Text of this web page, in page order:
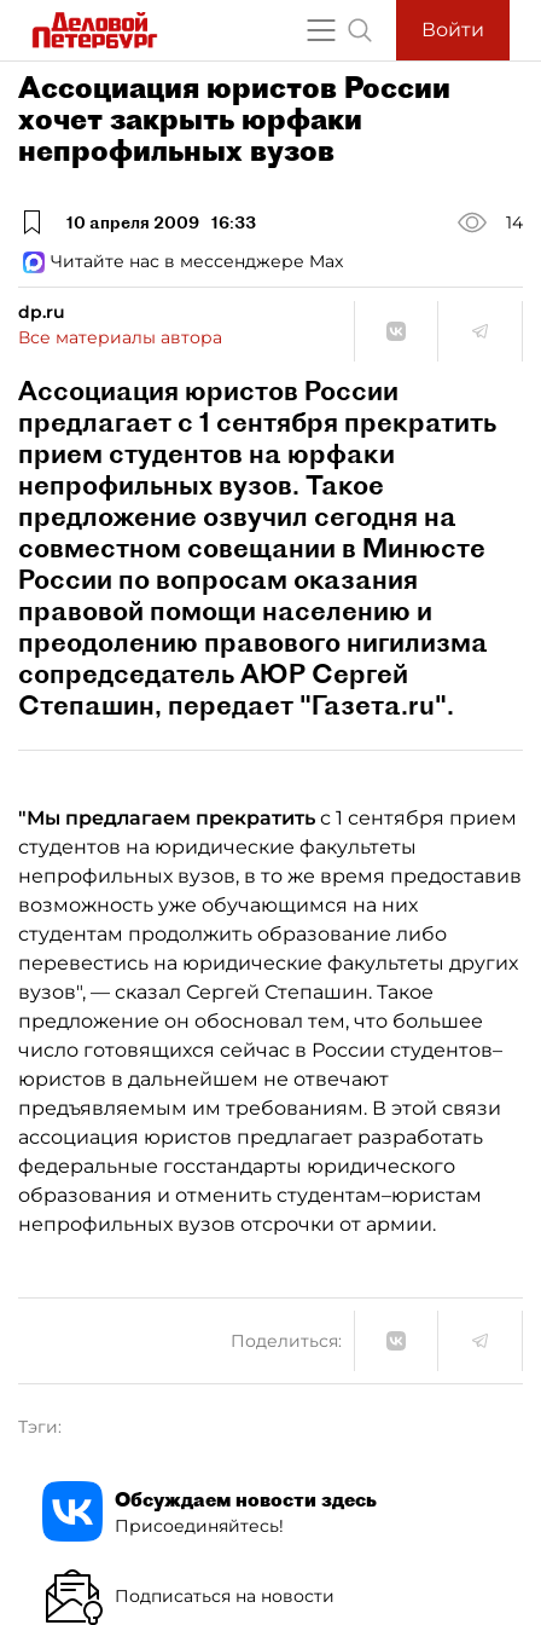
Войти
Ассоциация юристов России
хочет закрыть юрфаки
непрофильных вузов
10 апреля 2009 16:33
14
Читайте нас в мессенджере Max
dp.ru
Все материалы автора
Ассоциация юристов России
предлагает с 1 сентября прекратить
прием студентов на юрфаки
непрофильных вузов. Такое
предложение озвучил сегодня на
совместном совещании в Минюсте
России по вопросам оказания
правовой помощи населению и
преодолению правового нигилизма
сопредседатель АЮР Сергей
Степашин, передает "Газета.ru".
"Мы предлагаем прекратить с 1 сентября прием
студентов на юридические факультеты
непрофильных вузов, в то же время предоставив
возможность уже обучающимся на них
студентам продолжить образование либо
перевестись на юридические факультеты других
вузов", — сказал Сергей Степашин. Такое
предложение он обосновал тем, что большее
число готовящихся сейчас в России студентов–
юристов в дальнейшем не отвечают
предъявляемым им требованиям. В этой связи
ассоциация юристов предлагает разработать
федеральные госстандарты юридического
образования и отменить студентам–юристам
непрофильных вузов отсрочки от армии.
Поделиться:
Тэги:
Обсуждаем новости здесь
Присоединяйтесь!
Подписаться на новости